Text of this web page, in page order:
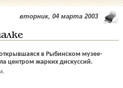
вторник, 04 марта 2003
в Рыбинском музее-
центром жарких дискуссий.